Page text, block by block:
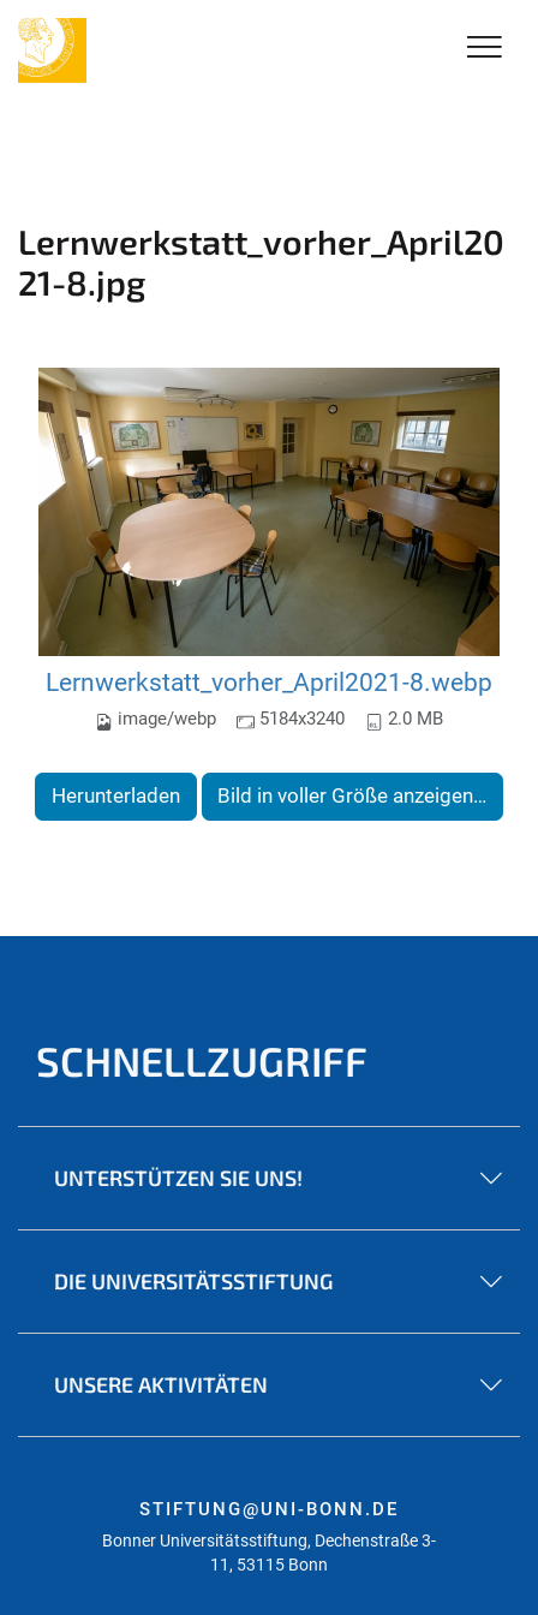
Lernwerkstatt_vorher_April20
21-8.jpg
Lernwerkstatt_vorher_April2021-8.webp
image/webp 5184x3240 2.0 MB
Herunterladen Bild in voller Größe anzeigen…
SCHNELLZUGRIFF
UNTERSTÜTZEN SIE UNS!
DIE UNIVERSITÄTSSTIFTUNG
UNSERE AKTIVITÄTEN
STIFTUNG@UNI-BONN.DE
Bonner Universitätsstiftung, Dechenstraße 3-
11, 53115 Bonn